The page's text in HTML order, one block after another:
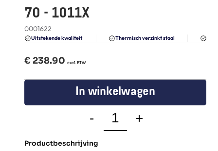
Blogs
70 - 1011X
0001622
Uitstekende kwaliteit Thermisch verzinkt staal
€ 238.90
  excl. BTW
In winkelwagen
- +
Productbeschrijving